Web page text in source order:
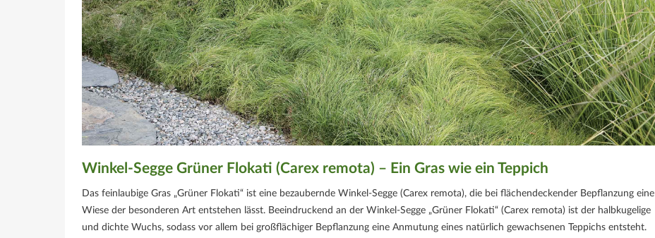
Winkel-Segge Grüner Flokati (Carex remota) – Ein Gras wie ein Teppich
Das feinlaubige Gras „Grüner Flokati“ ist eine bezaubernde Winkel-Segge (Carex remota), die bei flächendeckender Bepflanzung eine
Wiese der besonderen Art entstehen lässt. Beeindruckend an der Winkel-Segge „Grüner Flokati“ (Carex remota) ist der halbkugelige
und dichte Wuchs, sodass vor allem bei großflächiger Bepflanzung eine Anmutung eines natürlich gewachsenen Teppichs entsteht.